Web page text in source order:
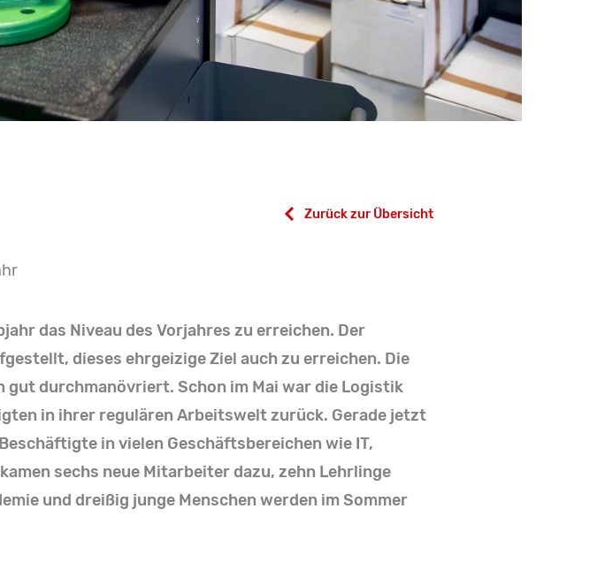
Zurück zur Übersicht
das Niveau des Vorjahres zu erreichen. Der
dieses ehrgeizige Ziel auch zu erreichen. Die
durchmanövriert. Schon im Mai war die Logistik
in ihrer regulären Arbeitswelt zurück. Gerade jetzt
in vielen Geschäftsbereichen wie IT,
sechs neue Mitarbeiter dazu, zehn Lehrlinge
und dreißig junge Menschen werden im Sommer